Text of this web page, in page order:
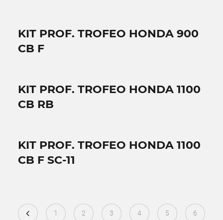
KIT PROF. TROFEO HONDA 900
CB F
KIT PROF. TROFEO HONDA 1100
CB RB
KIT PROF. TROFEO HONDA 1100
CB F SC-11
1 2 3 4 5 6